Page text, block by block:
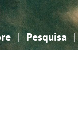
Pesquisa
sociais...
sociais...